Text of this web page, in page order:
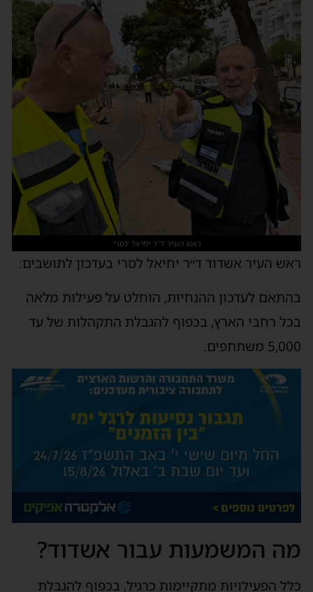
ראש העיר ד"ר יחיאל לסרי
ראש העיר אשדוד ד״ר יחיאל לסרי בעדכון לתושבים:
בהתאם לעדכון ההנחיות, הוחלט על פעילות מלאה
בכל רחבי הארץ, בכפוף להגבלת התקהלות של עד
5,000 משתתפים.
מה המשמעות עבור אשדוד?
כלל הפעילויות מתקיימות כרגיל, בכפוף להגבלת